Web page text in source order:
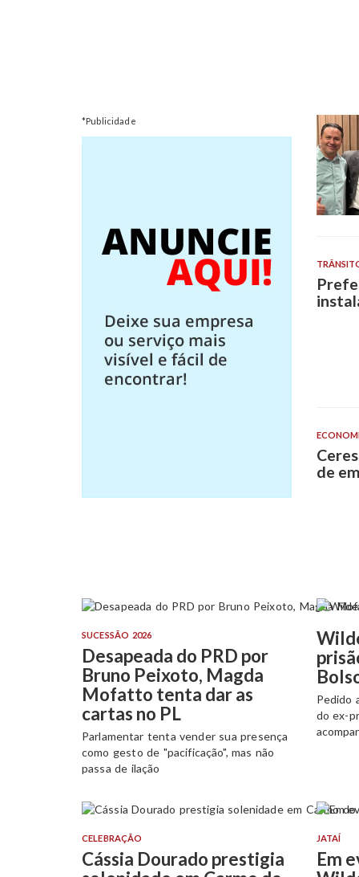
*Publicidade
de
SUCESSÃO 2026
Desapeada do PRD por
Bruno Peixoto, Magda
Mofatto tenta dar as
cartas no PL
Parlamentar tenta vender sua presença
como gesto de "pacificação", mas não
passa de ilação
Pedido
do ex-
CELEBRAÇÃO
Cássia Dourado prestigia
JATAÍ
Em